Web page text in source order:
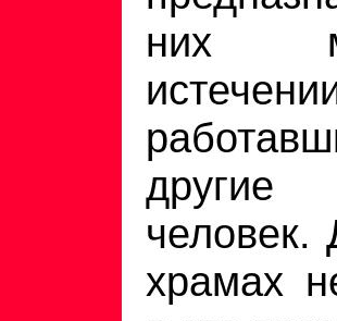
них
храмах